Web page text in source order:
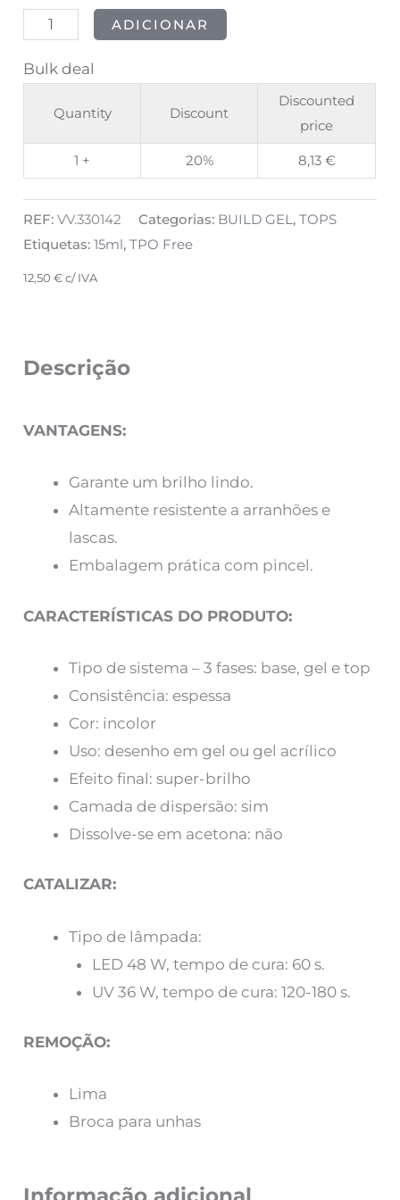
ADICIONAR
Bulk deal
Quantity Discount
Discounted
price
1 + 20% 8,13 €
REF:VV.330142 Categorias: BUILD GEL ,TOPS
Etiquetas:15ml,TPO Free
12,50€ c/ IVA
Descrição
VANTAGENS:
Garante um brilho lindo.
Altamente resistente a arranhões e
lascas.
Embalagem prática com pincel.
CARACTERÍSTICAS DO PRODUTO:
Tipo de sistema – 3 fases: base, gel e top
Consistência: espessa
Cor: incolor
Uso: desenho em gel ou gel acrílico
Efeito final: super-brilho
Camada de dispersão: sim
Dissolve-se em acetona: não
CATALIZAR:
Tipo de lâmpada:
LED 48 W, tempo de cura: 60 s.
UV 36 W, tempo de cura: 120-180 s.
REMOÇÃO:
Lima
Broca para unhas